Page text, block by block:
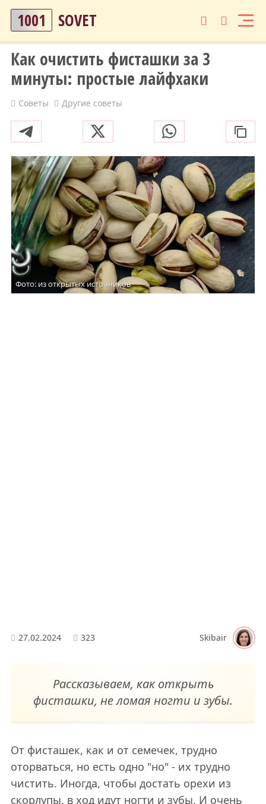
1001 SOVET
Как очистить фисташки за 3
минуты: простые лайфхаки
Советы Другие советы
Фото: из открытых источников
27.02.2024 323 Skibair
Рассказываем, как открыть
фисташки, не ломая ногти и зубы.
От фисташек, как и от семечек, трудно
оторваться, но есть одно "но" - их трудно
чистить. Иногда, чтобы достать орехи из
скорлупы, в ход идут ногти и зубы. И очень